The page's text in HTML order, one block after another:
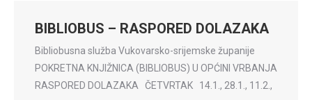
BIBLIOBUS – RASPORED DOLAZAKA
Bibliobusna služba Vukovarsko-srijemske županije
POKRETNA KNJIŽNICA (BIBLIOBUS) U OPĆINI VRBANJA
RASPORED DOLAZAKA ČETVRTAK 14.1., 28.1., 11.2.,